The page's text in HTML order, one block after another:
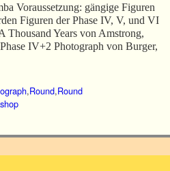
Voraussetzung: gängige Figuren
Figuren der Phase IV, V, und VI
Thousand Years von Amstrong,
IV+2 Photograph von Burger,
,Round,Round